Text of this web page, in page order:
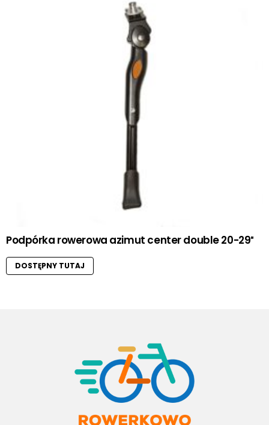
Podpórka rowerowa azimut center double 20-29″
DOSTĘPNY TUTAJ